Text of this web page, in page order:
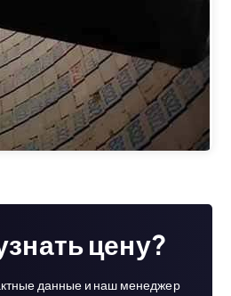
цену?
данные и наш менеджер